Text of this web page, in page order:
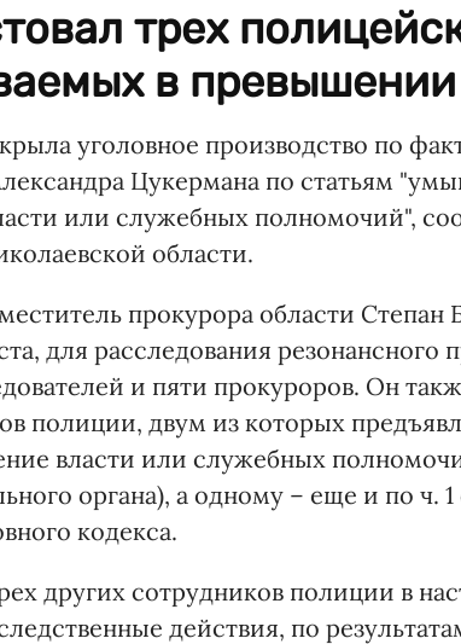
трех
в
уголовное производство по
Цукермана по статьям
или служебных полномочий",
области.
прокурора области
для расследования резонансного
и пяти прокуроров. Он
полиции, двум из которых
власти или служебных
органа), а одному – еще и по ч.
кодекса.
других сотрудников полиции в
действия, по